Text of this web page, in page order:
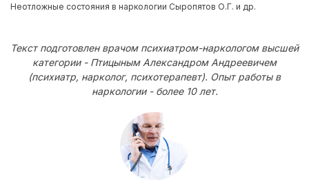
Неотложные состояния в наркологии Сыропятов О.Г. и др.
Текст подготовлен врачом психиатром-наркологом высшей
категории - Птицыным Александром Андреевичем
(психиатр, нарколог, психотерапевт). Опыт работы в
наркологии - более 10 лет.